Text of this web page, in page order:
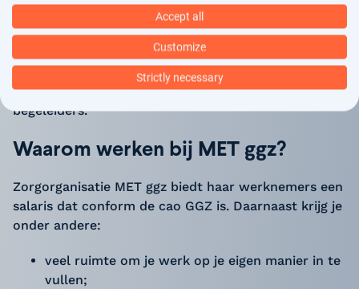
maatschappij. Bij de Limburgse zorgorganisatie MET
ggz ga je werken met mensen met uiteenlopende
psychische klachten. Je werkt altijd samen met
andere zorgprofessionals. Bij MET ggz werken onder
andere gz psychologen, verpleegkundigen en
begeleiders.
Waarom werken bij MET ggz?
Zorgorganisatie MET ggz biedt haar werknemers een
salaris dat conform de cao GGZ is. Daarnaast krijg je
onder andere:
veel ruimte om je werk op je eigen manier in te
vullen;
Accept all
Customize
Strictly necessary